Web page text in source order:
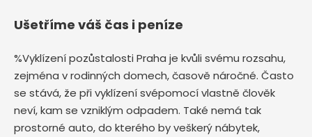
Ušetříme váš čas i peníze
%Vyklízení pozůstalosti Praha je kvůli svému rozsahu,
zejména v rodinných domech, časově náročné. Často
se stává, že při vyklízení svépomocí vlastně člověk
neví, kam se vzniklým odpadem. Také nemá tak
prostorné auto, do kterého by veškerý nábytek,